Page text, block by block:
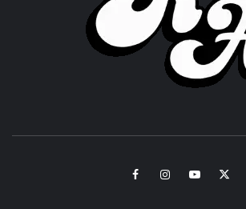
FacebookInstagramYoutubeTwitter